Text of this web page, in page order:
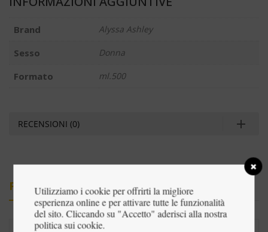
Brand Alyssa Ashley
Sesso Donna
Formato ml.500
RECENSIONI (0)
PRODOTTI CORRELATI
Utilizziamo i cookie per offrirti la migliore
esperienza online e per attivare tutte le funzionalità
del sito. Cliccando su "Accetto" aderisci alla nostra
politica sui cookie.